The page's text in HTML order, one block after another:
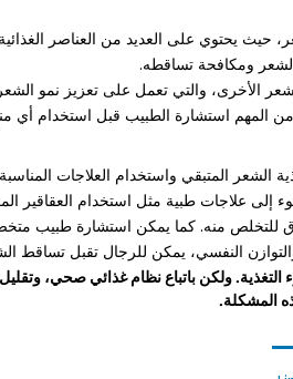
حيث يحتوي على العديد من العناصر
ومكافحة تساقطه.
الأخرى، والتي تعمل على تعزيز نمو
المهم استشارة الطبيب قبل استخدام أي
المتبقي واستخدام العلاجات المناسبة
علاجات طبية مثل استخدام العقاقير
للتخلص منه. كما يمكن استشارة طبيب
النفسي، يمكن للرجال تقبل تساقط
ولكن باتباع نظام غذائي صحي،
المشكلة.